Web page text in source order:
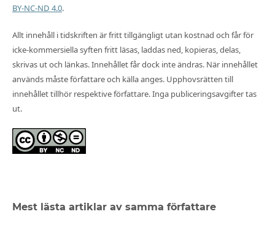
BY-NC-ND 4.0.
Allt innehåll i tidskriften är fritt tillgängligt utan kostnad och får för
icke-kommersiella syften fritt läsas, laddas ned, kopieras, delas,
skrivas ut och länkas. Innehållet får dock inte ändras. När innehållet
används måste författare och källa anges. Upphovsrätten till
innehållet tillhör respektive författare. Inga publiceringsavgifter tas
ut.
Mest lästa artiklar av samma författare